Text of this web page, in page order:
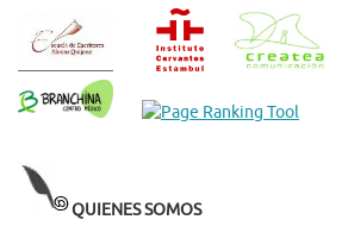
QUIENES SOMOS